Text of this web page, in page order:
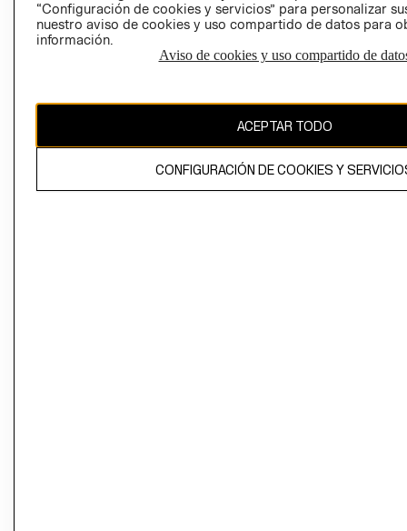
El contenido de esta página web está protegido por copyright y es
“Configuración de cookies y servicios” para personalizar
nuestro aviso de cookies y uso compartido de datos para
información.
Aviso de cookies y uso compartido de
ACEPTAR TODO
CONFIGURACIÓN DE COOKIES Y